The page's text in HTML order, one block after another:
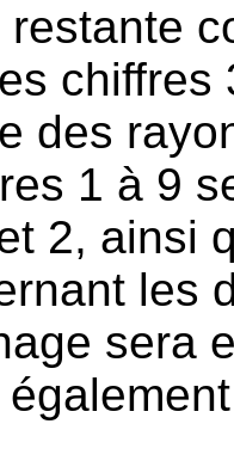
restante
chiffres
des
1 à 9
2, ainsi
les
sera